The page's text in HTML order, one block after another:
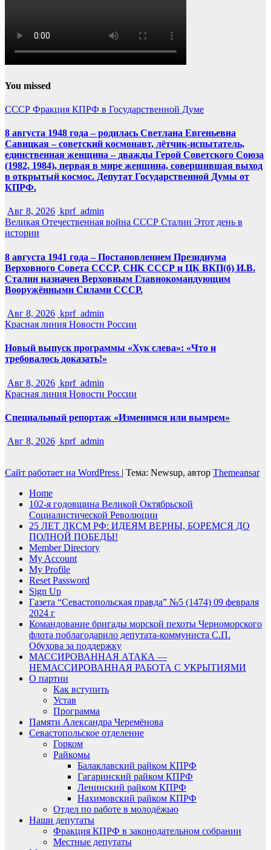
You missed
СССР Фракция КПРФ в Государственной Думе
8 августа 1948 года – родилась Светлана Евгеньевна
Савицкая – советский космонавт, лётчик-испытатель,
единственная женщина – дважды Герой Советского Союза
(1982, 1984), первая в мире женщина, совершившая выход
в открытый космос. Депутат Государственной Думы от
КПРФ.
Авг 8, 2026 kprf_admin
Великая Отечественная война СССР Сталин Этот день в
истории
8 августа 1941 года – Постановлением Президиума
Верховного Совета СССР, СНК СССР и ЦК ВКП(б) И.В.
Сталин назначен Верховным Главнокомандующим
Вооружёнными Силами СССР.
Авг 8, 2026 kprf_admin
Красная линия Новости России
Новый выпуск программы «Хук слева»: «Что и
требовалось доказать!»
Авг 8, 2026 kprf_admin
Красная линия Новости России
Специальный репортаж «Изменимся или вымрем»
Авг 8, 2026 kprf_admin
Сайт работает на WordPress | Тема: Newsup, автор Themeansar
Home
102-я годовщина Великой Октябрьской
Социалистической Революции
25 ЛЕТ ЛКСМ РФ: ИДЕЯМ ВЕРНЫ, БОРЕМСЯ ДО
ПОЛНОЙ ПОБЕДЫ!
Member Directory
My Account
My Profile
Reset Password
Sign Up
Газета “Севастопольская правда” №5 (1474) 09 февраля
2024 г
Командование бригады морской пехоты Черноморского
флота поблагодарило депутата-коммуниста С.П.
Обухова за поддержку
МАССИРОВАННАЯ АТАКА —
НЕМАССИРОВАННАЯ РАБОТА С УКРЫТИЯМИ
О партии
Как вступить
Устав
Программа
Памяти Александра Черемёнова
Севастопольское отделение
Горком
Райкомы
Балаклавский райком КПРФ
Гагаринский райком КПРФ
Ленинский райком КПРФ
Нахимовский райком КПРФ
Отдел по работе в молодёжью
Наши депутаты
Фракция КПРФ в законодательном собрании
Местные депутаты